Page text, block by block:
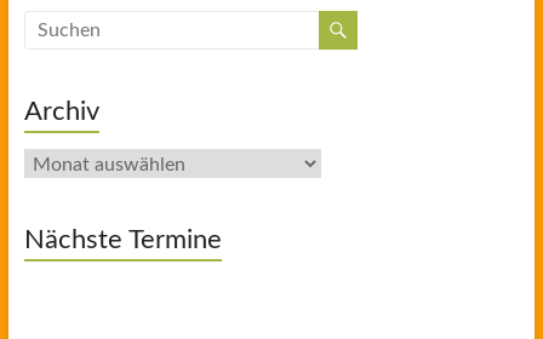
Archiv
Archiv
Nächste Termine